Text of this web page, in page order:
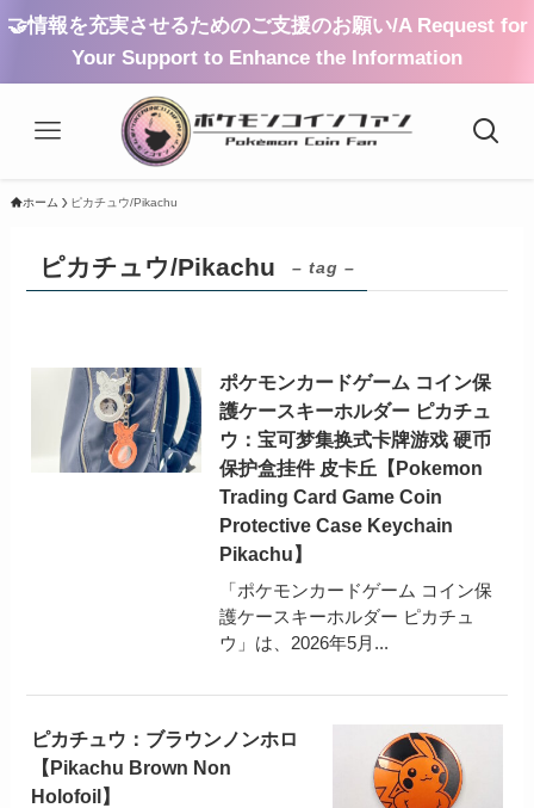
🤝情報を充実させるためのご支援のお願い/A Request for
Your Support to Enhance the Information
ホーム ピカチュウ/Pikachu
ピカチュウ/Pikachu – tag –
ポケモンカードゲーム コイン保
護ケースキーホルダー ピカチュ
ウ：宝可梦集换式卡牌游戏 硬币
保护盒挂件 皮卡丘【Pokemon
Trading Card Game Coin
Protective Case Keychain
Pikachu】
「ポケモンカードゲーム コイン保
護ケースキーホルダー ピカチュ
ウ」は、2026年5月...
ピカチュウ：ブラウンノンホロ
【Pikachu Brown Non
Holofoil】